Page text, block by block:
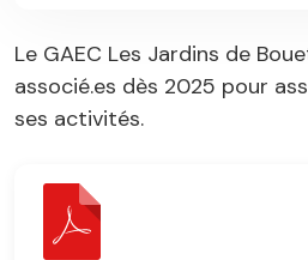
Le GAEC Les Jardins de
associé.es dès 2025 pour
ses activités.